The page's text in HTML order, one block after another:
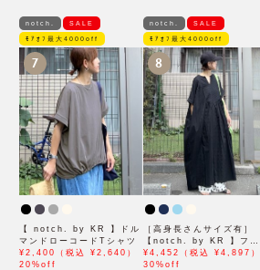
notch. SALE
ﾓｱｵﾌ最大4000off
7
【 notch. by KR 】ドル
マンドローコードTシャツ
¥2,400（税込 ¥2,640）
20%off
notch. SALE
ﾓｱｵﾌ最大4000off
8
［高身長さんサイズ有］
【notch. by KR 】フロ
ント刺繍スキッパーワンピ
ース
¥4,452（税込 ¥4,897）
30%off